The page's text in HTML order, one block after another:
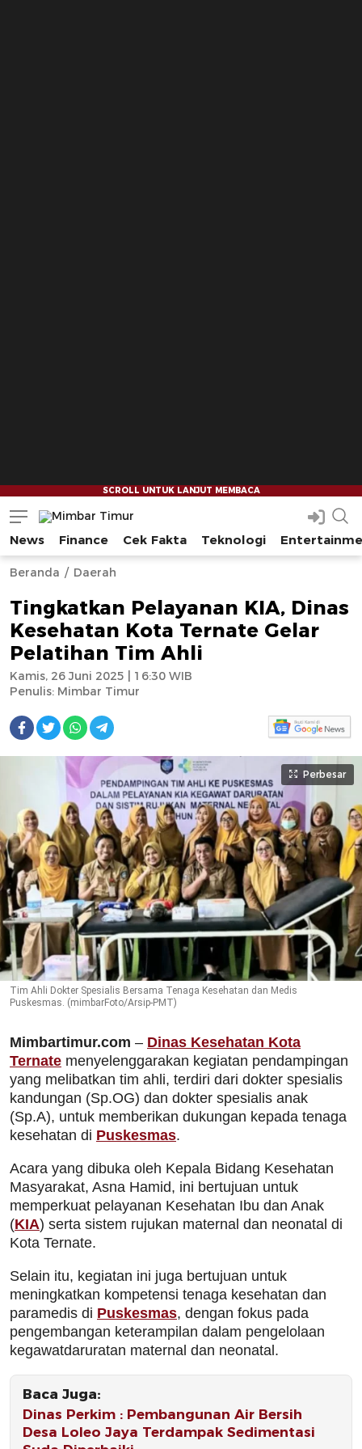
Mimbar Timur
Media Berjaringan Indonesia Timur
News Finance Cek Fakta Teknologi
Beranda Daerah
Tingkatkan Pelayanan KIA, Dinas
Kesehatan Kota Ternate Gelar
Pelatihan Tim Ahli
Penulis: Mimbar Timur
Kamis, 26 Juni 2025 | 16:30 WIB
Perbesar
Tim Ahli Dokter Spesialis Bersama Tenaga Kesehatan dan Medis
Puskesmas. (mimbarFoto/Arsip-PMT)
Mimbartimur.com – Dinas Kesehatan Kota
Ternate menyelenggarakan kegiatan pendampingan
yang melibatkan tim ahli, terdiri dari dokter spesialis
kandungan (Sp.OG) dan dokter spesialis anak
(Sp.A), untuk memberikan dukungan kepada tenaga
kesehatan di Puskesmas.
Acara yang dibuka oleh Kepala Bidang Kesehatan
Masyarakat, Asna Hamid, ini bertujuan untuk
memperkuat pelayanan Kesehatan Ibu dan Anak
(KIA) serta sistem rujukan maternal dan neonatal di
Kota Ternate.
Selain itu, kegiatan ini juga bertujuan untuk
meningkatkan kompetensi tenaga kesehatan dan
paramedis di Puskesmas, dengan fokus pada
pengembangan keterampilan dalam pengelolaan
kegawatdaruratan maternal dan neonatal.
Baca Juga:
Dinas Perkim : Pembangunan Air Bersih
Desa Loleo Jaya Terdampak Sedimentasi
--
--